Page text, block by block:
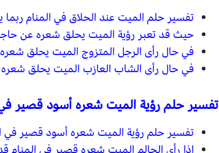
تفسير حلم الميت عند الحلاق في المنام
حيث قد تعبر رؤية الميت يحلق شعره عن حاجة
في حال رأى الرجل المتزوج الميت يحلق شعره
في حال رأى الشاب العازب الميت يحلق شعره
تفسير حلم رؤية الميت شعره أسود قصير في
تفسير حلم رؤية الميت شعره أسود قصير في
إذا رأى الحالم الميت شعره قصير في المنام